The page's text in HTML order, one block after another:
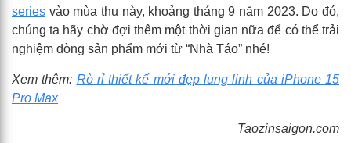
series vào mùa thu này, khoảng tháng 9 năm 2023. Do đó,
chúng ta hãy chờ đợi thêm một thời gian nữa để có thể trải
nghiệm dòng sản phẩm mới từ “Nhà Táo” nhé!
Xem thêm: Rò rỉ thiết kế mới đẹp lung linh của iPhone 15
Pro Max
Taozinsaigon.com